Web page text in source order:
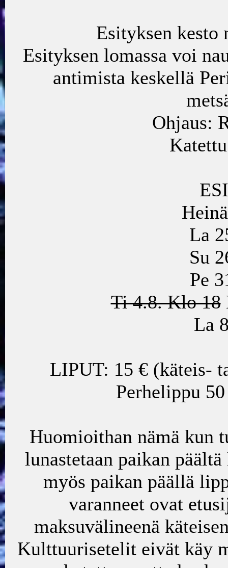
Esityksen
Esityksen lomassa voi
antimista keskellä
Ohjaus:
La
Su
Pe
Ti 4.8. Klo 18
La
LIPUT: 15 € (käteis-
Perhelippu
Huomioithan nämä kun
lunastetaan paikan
myös paikan päällä
varanneet ovat
maksuvälineenä
Kulttuurisetelit eivät käy